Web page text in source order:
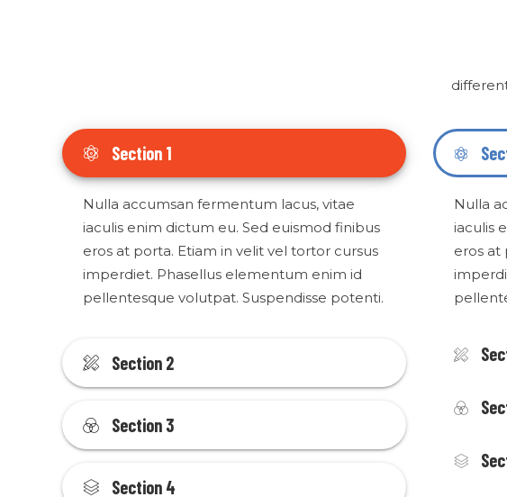
Section 1
Nulla accumsan fermentum lacus, vitae
iaculis enim dictum eu. Sed euismod finibus
eros at porta. Etiam in velit vel tortor cursus
imperdiet. Phasellus elementum enim id
pellentesque volutpat. Suspendisse potenti.
Section 2
Section 3
Section 4
Nulla
iaculis
eros at